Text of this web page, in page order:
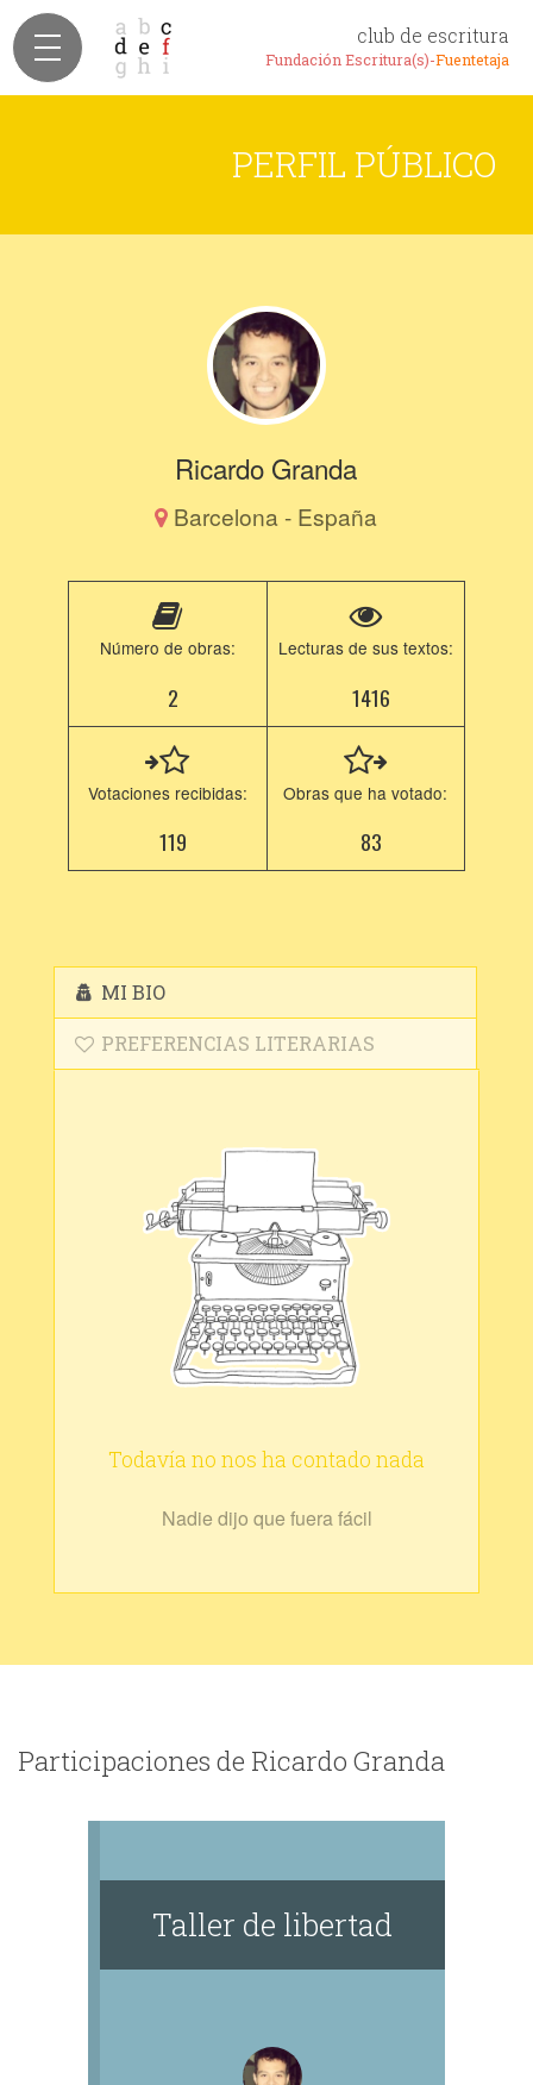
club de escritura
Fundación Escritura(s)-Fuentetaja
PERFIL PÚBLICO
Ricardo Granda
Barcelona - España
Número de obras:
2
Lecturas de sus textos:
1416
Votaciones recibidas:
119
Obras que ha votado:
83
MI BIO
PREFERENCIAS LITERARIAS
Todavía no nos ha contado nada
Nadie dijo que fuera fácil
Participaciones de Ricardo Granda
Taller de libertad